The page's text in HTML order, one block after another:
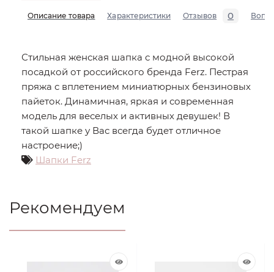
Описание товара Характеристики Отзывов 0
Стильная женская шапка с модной высокой
посадкой от российского бренда Ferz. Пестрая
пряжа с вплетением миниатюрных бензиновых
пайеток. Динамичная, яркая и современная
модель для веселых и активных девушек! В
такой шапке у Вас всегда будет отличное
настроение;)
Шапки Ferz
Рекомендуем